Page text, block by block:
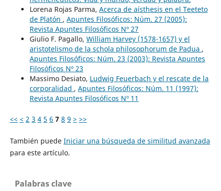
Lorena Rojas Parma, Acerca de aísthesis en el Teeteto
de Platón , Apuntes Filosóficos: Núm. 27 (2005):
Revista Apuntes Filosóficos Nº 27
Giulio F. Pagallo, William Harvey (1578-1657) y el
aristotelismo de la schola philosophorum de Padua ,
Apuntes Filosóficos: Núm. 23 (2003): Revista Apuntes
Filosóficos Nº 23
Massimo Desiato, Ludwig Feuerbach y el rescate de la
corporalidad , Apuntes Filosóficos: Núm. 11 (1997):
Revista Apuntes Filosóficos Nº 11
<< < 2 3 4 5 6 7 8 9 > >>
También puede Iniciar una búsqueda de similitud avanzada
para este artículo.
Palabras clave